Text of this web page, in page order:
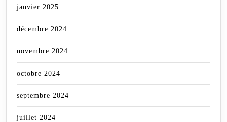
janvier 2025
décembre 2024
novembre 2024
octobre 2024
septembre 2024
juillet 2024